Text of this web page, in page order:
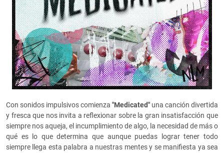
Con sonidos impulsivos comienza "Medicated" una canción divertida
y fresca que nos invita a reflexionar sobre la gran insatisfacción que
siempre nos aqueja, el incumplimiento de algo, la necesidad de más o
qué es lo que determina que aunque puedas lograr tener todo
siempre llega esta palabra a nuestras mentes y se manifiesta ya sea